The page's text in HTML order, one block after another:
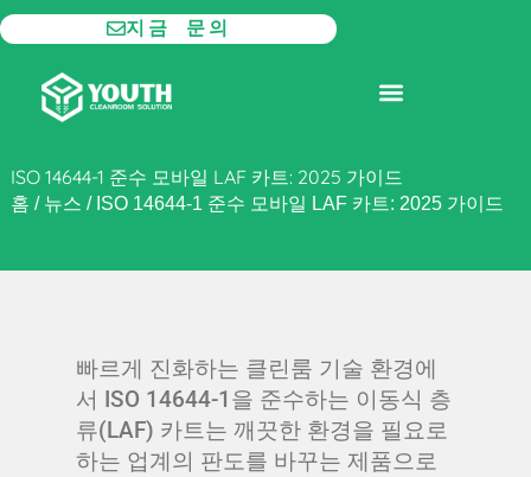
콘
텐
뛰
기
지금 문의
ISO 14644-1 준수 모바일 LAF 카트: 2025 가이드
홈 / 뉴스 / ISO 14644-1 준수 모바일 LAF 카트: 2025 가이드
빠르게 진화하는 클린룸 기술 환경에
서 ISO 14644-1을 준수하는 이동식 층
류(LAF) 카트는 깨끗한 환경을 필요로
하는 업계의 판도를 바꾸는 제품으로